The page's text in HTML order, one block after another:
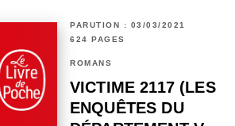
PARUTION : 03/03/2021
624 PAGES
ROMANS
VICTIME 2117 (LES
ENQUÊTES DU